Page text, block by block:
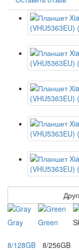
Gray Green
8/128GB 8/256GB